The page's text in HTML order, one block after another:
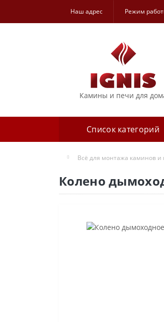
Наш адрес Режим
Камины и печи для
Список категорий
Всё для монтажа каминов и
Колено